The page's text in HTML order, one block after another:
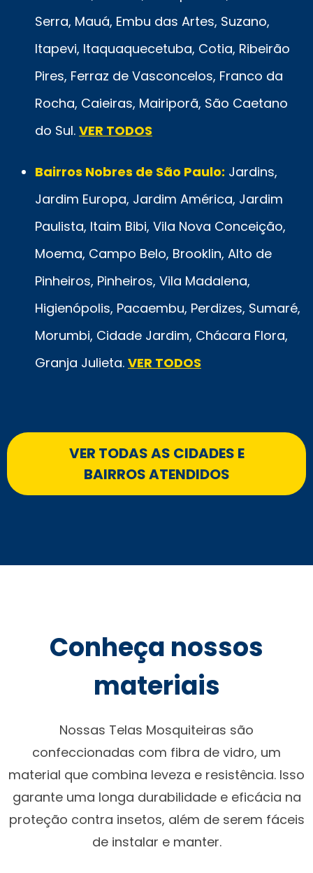
Serra, Mauá, Embu das Artes, Suzano,
Itapevi, Itaquaquecetuba, Cotia, Ribeirão
Pires, Ferraz de Vasconcelos, Franco da
Rocha, Caieiras, Mairiporã, São Caetano
do Sul. VER TODOS
Bairros Nobres de São Paulo: Jardins,
Jardim Europa, Jardim América, Jardim
Paulista, Itaim Bibi, Vila Nova Conceição,
Moema, Campo Belo, Brooklin, Alto de
Pinheiros, Pinheiros, Vila Madalena,
Higienópolis, Pacaembu, Perdizes, Sumaré,
Morumbi, Cidade Jardim, Chácara Flora,
Granja Julieta. VER TODOS
VER TODAS AS CIDADES E
BAIRROS ATENDIDOS
Conheça nossos
materiais
Nossas Telas Mosquiteiras são
confeccionadas com fibra de vidro, um
material que combina leveza e resistência. Isso
garante uma longa durabilidade e eficácia na
proteção contra insetos, além de serem fáceis
de instalar e manter.